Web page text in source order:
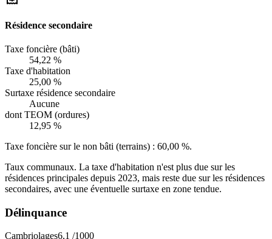
Résidence secondaire
Taxe foncière (bâti)
54,22 %
Taxe d'habitation
25,00 %
Surtaxe résidence secondaire
Aucune
dont TEOM (ordures)
12,95 %
Taxe foncière sur le non bâti (terrains) : 60,00 %.
Taux communaux. La taxe d'habitation n'est plus due sur les
résidences principales depuis 2023, mais reste due sur les résidences
secondaires, avec une éventuelle surtaxe en zone tendue.
Délinquance
Cambriolages6,1 /1000